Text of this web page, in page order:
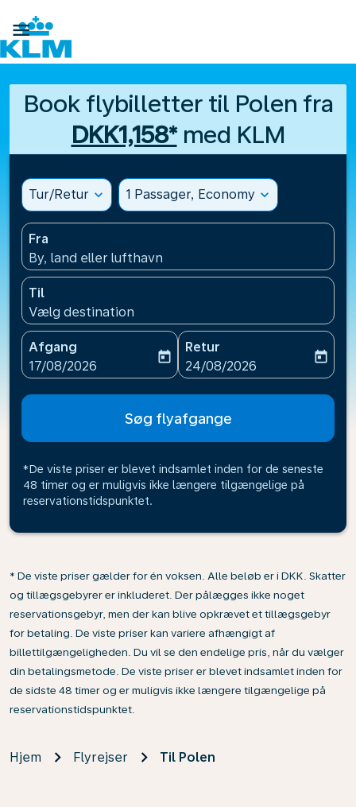

Book flybilletter til Polen fra
DKK1,158*med KLM
Tur/Retur expand_more 1 Passager, Economy expand_more
Fra
By, land eller lufthavn
Til
Vælg destination
Afgang
fc-booking-departure-date-aria-label
17/08/2026
today
Retur
fc-booking-return-date-
24/08/2026
today
Søg flyafgange
*De viste priser er blevet indsamlet inden for de seneste
48 timer og er muligvis ikke længere tilgængelige på
reservationstidspunktet.
* De viste priser gælder for én voksen. Alle beløb er i DKK. Skatter
og tillægsgebyrer er inkluderet. Der pålægges ikke noget
reservationsgebyr, men der kan blive opkrævet et tillægsgebyr
for betaling. De viste priser kan variere afhængigt af
billettilgængeligheden. Du vil se den endelige pris, når du vælger
din betalingsmetode. De viste priser er blevet indsamlet inden for
de sidste 48 timer og er muligvis ikke længere tilgængelige på
reservationstidspunktet.
Hjem Flyrejser Til Polen